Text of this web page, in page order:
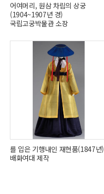
어여머리, 원삼 차림의 상궁
(1904~1907년 경)
국립고궁박물관 소장
를 입은 기행내인 재현품(1847년)
배화여대 제작